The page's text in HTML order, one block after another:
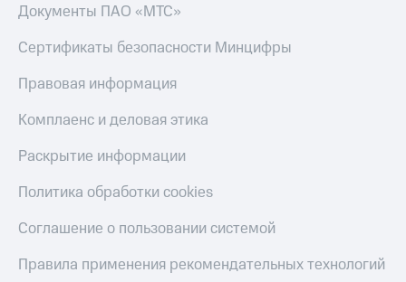
Документы ПАО «МТС»
Сертификаты безопасности Минцифры
Правовая информация
Комплаенс и деловая этика
Раскрытие информации
Политика обработки cookies
Соглашение о пользовании системой
Правила применения рекомендательных технологий